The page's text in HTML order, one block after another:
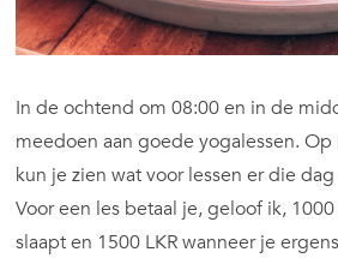
In de ochtend om 08:00 en in de
meedoen aan goede yogalessen.
kun je zien wat voor lessen er die
Voor een les betaal je, geloof ik, 1000
slaapt en 1500 LKR wanneer je